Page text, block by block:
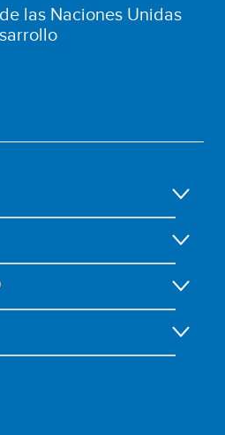
las Naciones Unidas